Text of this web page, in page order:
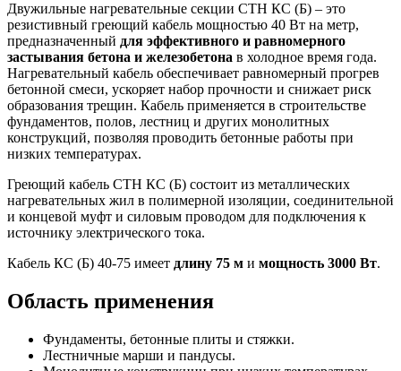
Двужильные нагревательные секции СТН КС (Б) – это
резистивный греющий кабель мощностью 40 Вт на метр,
предназначенный для эффективного и равномерного
застывания бетона и железобетона в холодное время года.
Нагревательный кабель обеспечивает равномерный прогрев
бетонной смеси, ускоряет набор прочности и снижает риск
образования трещин. Кабель применяется в строительстве
фундаментов, полов, лестниц и других монолитных
конструкций, позволяя проводить бетонные работы при
низких температурах.
Греющий кабель СТН КС (Б) состоит из металлических
нагревательных жил в полимерной изоляции, соединительной
и концевой муфт и силовым проводом для подключения к
источнику электрического тока.
Кабель КС (Б) 40-75 имеет длину 75 м и мощность 3000 Вт.
Область применения
Фундаменты, бетонные плиты и стяжки.
Лестничные марши и пандусы.